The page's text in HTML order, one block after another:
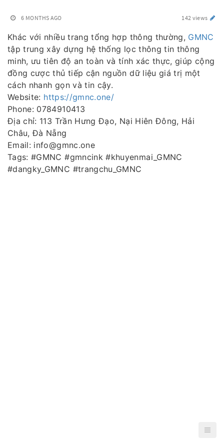
6 MONTHS AGO 142 views
Khác với nhiều trang tổng hợp thông thường, GMNC
tập trung xây dựng hệ thống lọc thông tin thông
minh, ưu tiên độ an toàn và tính xác thực, giúp cộng
đồng cược thủ tiếp cận nguồn dữ liệu giá trị một
cách nhanh gọn và tin cậy.
Website: https://gmnc.one/
Phone: 0784910413
Địa chỉ: 113 Trần Hưng Đạo, Nại Hiên Đông, Hải
Châu, Đà Nẵng
Email: info@gmnc.one
Tags: #GMNC #gmncink #khuyenmai_GMNC
#dangky_GMNC #trangchu_GMNC